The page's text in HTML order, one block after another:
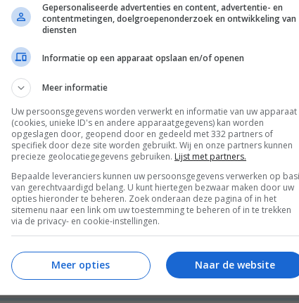
Gepersonaliseerde advertenties en content, advertentie- en
contentmetingen, doelgroepenonderzoek en ontwikkeling van
diensten
Informatie op een apparaat opslaan en/of openen
Meer informatie
Uw persoonsgegevens worden verwerkt en informatie van uw apparaat
(cookies, unieke ID's en andere apparaatgegevens) kan worden
opgeslagen door, geopend door en gedeeld met 332 partners of
specifiek door deze site worden gebruikt. Wij en onze partners kunnen
precieze geolocatiegegevens gebruiken. Lijst met partners.
Bepaalde leveranciers kunnen uw persoonsgegevens verwerken op
van gerechtvaardigd belang. U kunt hiertegen bezwaar maken door uw
opties hieronder te beheren. Zoek onderaan deze pagina of in het
sitemenu naar een link om uw toestemming te beheren of in te trekken
via de privacy- en cookie-instellingen.
Naar de website
Meer opties